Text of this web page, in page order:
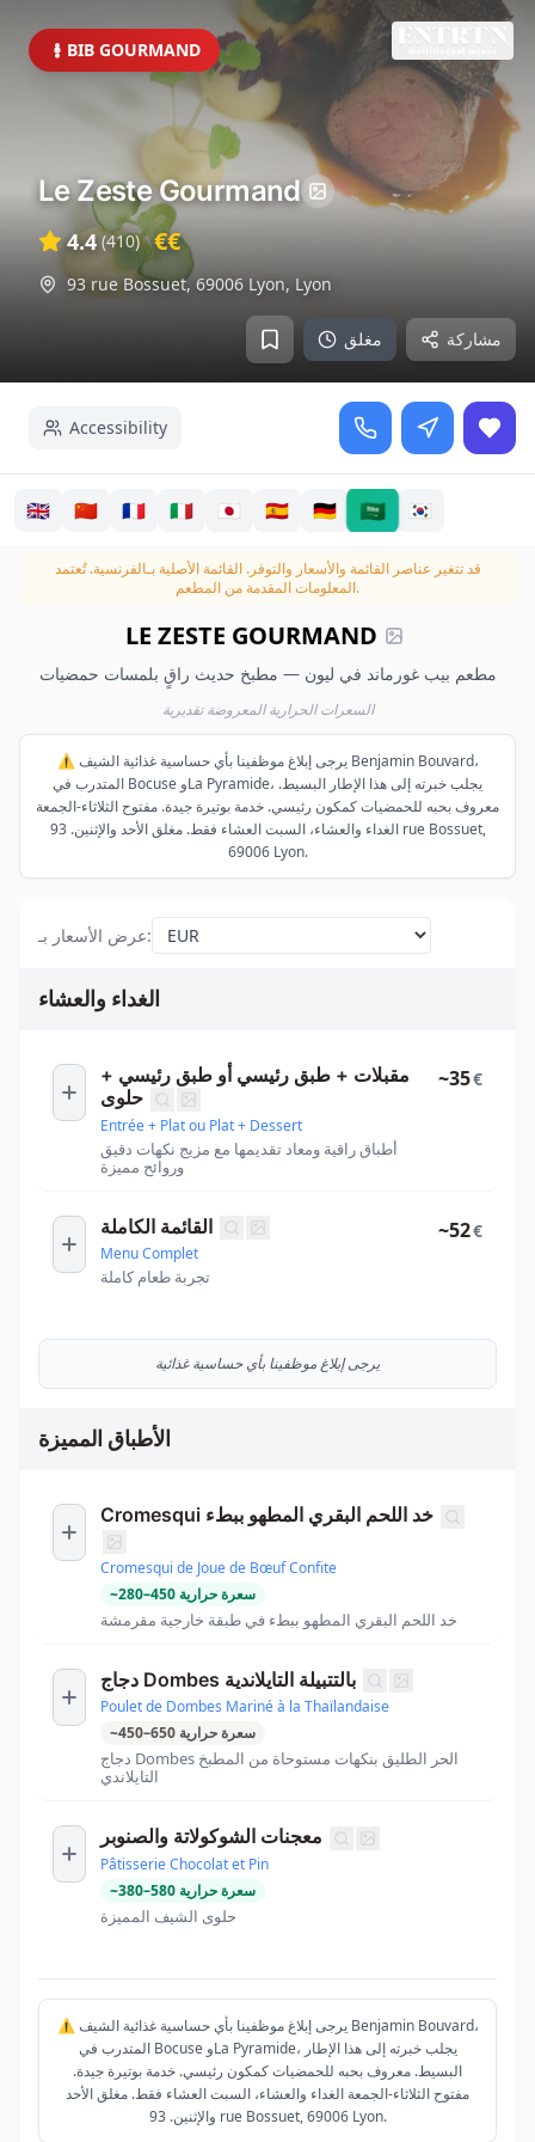
BIB GOURMAND
مغلق مشاركة
Le Zeste Gourmand
4.4 (410) €€
93 rue Bossuet, 69006 Lyon, Lyon
Accessibility
🇬🇧 🇨🇳 🇫🇷 🇮🇹 🇯🇵 🇪🇸 🇩🇪 🇸🇦 🇰🇷
قد تتغير عناصر القائمة والأسعار والتوفر. القائمة الأصلية بـالفرنسية. تُعتمد
المعلومات المقدمة من المطعم.
LE ZESTE GOURMAND
مطعم بيب غورماند في ليون — مطبخ حديث راقٍ بلمسات حمضيات
السعرات الحرارية المعروضة تقديرية
⚠️ يرجى إبلاغ موظفينا بأي حساسية غذائية الشيف Benjamin Bouvard،
المتدرب في Bocuse وLa Pyramide، يجلب خبرته إلى هذا الإطار البسيط.
معروف بحبه للحمضيات كمكون رئيسي. خدمة بوتيرة جيدة. مفتوح الثلاثاء-الجمعة
الغداء والعشاء، السبت العشاء فقط. مغلق الأحد والإثنين. 93 rue Bossuet,
69006 Lyon.
عرض الأسعار بـ:
الغداء والعشاء
مقبلات + طبق رئيسي أو طبق رئيسي +
حلوى
Entrée + Plat ou Plat + Dessert
أطباق راقية ومعاد تقديمها مع مزيج نكهات دقيق
وروائح مميزة
~35€
القائمة الكاملة
Menu Complet
تجربة طعام كاملة
~52€
يرجى إبلاغ موظفينا بأي حساسية غذائية
الأطباق المميزة
Cromesqui خد اللحم البقري المطهو ببطء
Cromesqui de Joue de Bœuf Confite
~280–450 سعرة حرارية
خد اللحم البقري المطهو ببطء في طبقة خارجية مقرمشة
دجاج Dombes بالتتبيلة التايلاندية
Poulet de Dombes Mariné à la Thaïlandaise
~450–650 سعرة حرارية
دجاج Dombes الحر الطليق بنكهات مستوحاة من المطبخ
التايلاندي
معجنات الشوكولاتة والصنوبر
Pâtisserie Chocolat et Pin
~380–580 سعرة حرارية
حلوى الشيف المميزة
⚠️ يرجى إبلاغ موظفينا بأي حساسية غذائية الشيف Benjamin Bouvard،
المتدرب في Bocuse وLa Pyramide، يجلب خبرته إلى هذا الإطار
البسيط. معروف بحبه للحمضيات كمكون رئيسي. خدمة بوتيرة جيدة.
مفتوح الثلاثاء-الجمعة الغداء والعشاء، السبت العشاء فقط. مغلق الأحد
والإثنين. 93 rue Bossuet, 69006 Lyon.